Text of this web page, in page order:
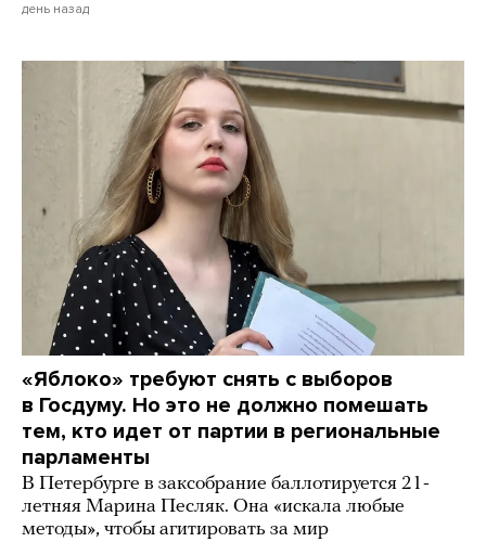
день назад
«Яблоко» требуют снять с выборов
в Госдуму. Но это не должно помешать
тем, кто идет от партии в региональные
парламенты
В Петербурге в заксобрание баллотируется 21-
летняя Марина Песляк. Она «искала любые
методы», чтобы агитировать за мир